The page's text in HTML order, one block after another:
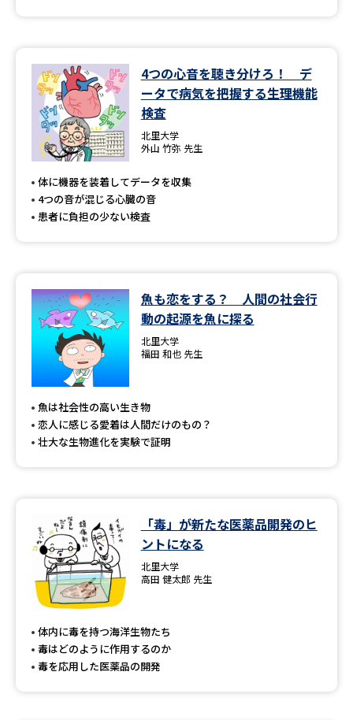
4つの心音を聴き分けろ！ デ
ータで病気を把握する生理機能
検査
北里大学
外山 竹弥 先生
体に機器を装着してデータを収集
4つの音が混じる心臓の音
患者に負担の少ない検査
魚も恋をする？ 人間の社会行
動の起源を魚に探る
北里大学
福田 和也 先生
魚は社会性の高い生き物
恋人に感じる愛着は人間だけのもの？
壮大な生物進化を実験で証明
「毒」が新たな医薬品開発のヒ
ントになる
北里大学
高田 健太郎 先生
体内に毒を持つ海洋生物たち
毒はどのように作用するのか
毒を応用した医薬品の開発